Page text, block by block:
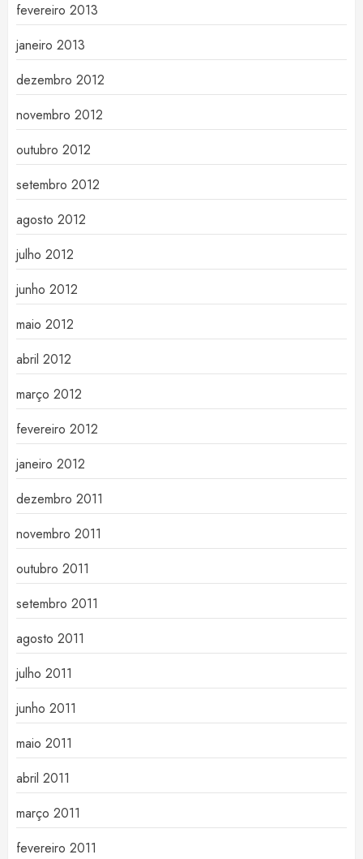
fevereiro 2013
janeiro 2013
dezembro 2012
novembro 2012
outubro 2012
setembro 2012
agosto 2012
julho 2012
junho 2012
maio 2012
abril 2012
março 2012
fevereiro 2012
janeiro 2012
dezembro 2011
novembro 2011
outubro 2011
setembro 2011
agosto 2011
julho 2011
junho 2011
maio 2011
abril 2011
março 2011
fevereiro 2011